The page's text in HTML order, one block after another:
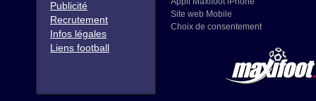
Publicité
Recrutement
Infos légales
Liens football
Site web Mobile
Choix de consentement